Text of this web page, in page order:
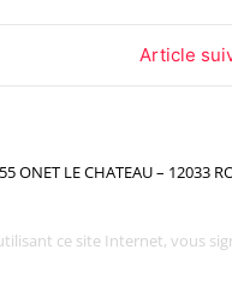
Article
ONET LE CHATEAU – 12033
ce site Internet, vous